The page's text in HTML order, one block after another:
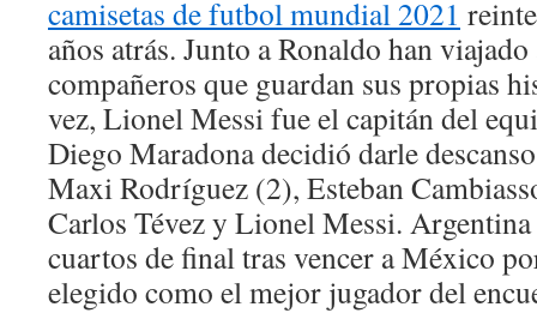
camisetas de futbol mundial 2021
años atrás. Junto a Ronaldo han
compañeros que guardan sus propias
vez, Lionel Messi fue el capitán del
Diego Maradona decidió darle
Maxi Rodríguez (2), Esteban
Carlos Tévez y Lionel Messi. Argentina
cuartos de final tras vencer a México
elegido como el mejor jugador del